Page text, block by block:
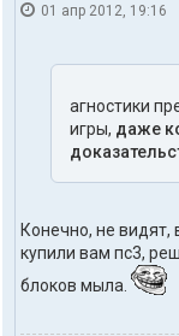
01 апр 2012, 19:16
агностики
игры, даже
Конечно, не видят,
купили вам пс3,
блоков мыла.